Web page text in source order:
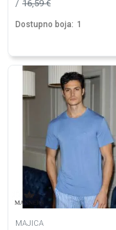
16,59€
Dostupno boja: 1
MAJICA